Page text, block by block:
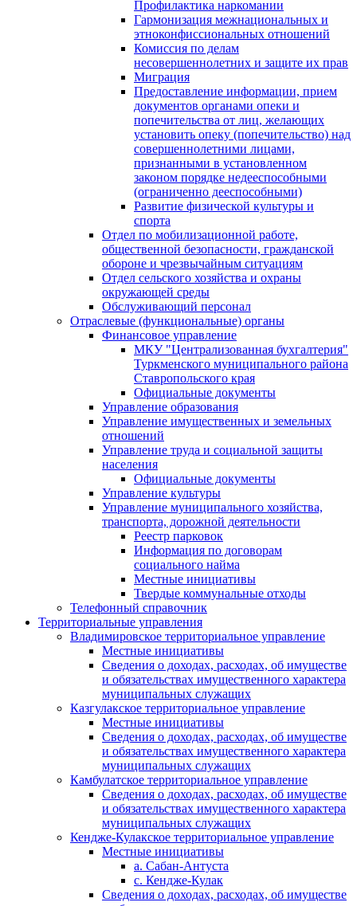
Профилактика наркомании
Гармонизация межнациональных и
этноконфиссиональных отношений
Комиссия по делам
несовершеннолетних и защите их прав
Миграция
Предоставление информации, прием
документов органами опеки и
попечительства от лиц, желающих
установить опеку (попечительство) над
совершеннолетними лицами,
признанными в установленном
законом порядке недееспособными
(ограниченно дееспособными)
Развитие физической культуры и
спорта
Отдел по мобилизационной работе,
общественной безопасности, гражданской
оборонe и чрезвычайным ситуациям
Отдел сельского хозяйства и охраны
окружающей среды
Обслуживающий персонал
Отраслевые (функциональные) органы
Финансовое управление
МКУ "Централизованная бухгалтерия"
Туркменского муниципального района
Ставропольского края
Официальные документы
Управление образования
Управление имущественных и земельных
отношений
Управление труда и социальной защиты
населения
Официальные документы
Управление культуры
Управление муниципального хозяйства,
транспорта, дорожной деятельности
Реестр парковок
Информация по договорам
социального найма
Местные инициативы
Твердые коммунальные отходы
Телефонный справочник
Территориальные управления
Владимировское территориальное управление
Местные инициативы
Сведения о доходах, расходах, об имуществе
и обязательствах имущественного характера
муниципальных служащих
Казгулакское территориальное управление
Местные инициативы
Сведения о доходах, расходах, об имуществе
и обязательствах имущественного характера
муниципальных служащих
Камбулатское территориальное управление
Сведения о доходах, расходах, об имуществе
и обязательствах имущественного характера
муниципальных служащих
Кендже-Кулакское территориальное управление
Местные инициативы
а. Сабан-Антуста
с. Кендже-Кулак
Сведения о доходах, расходах, об имуществе